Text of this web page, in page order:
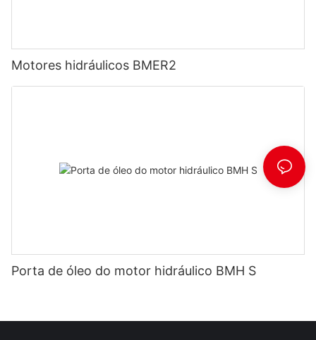
Motores hidráulicos BMER2
Porta de óleo do motor hidráulico BMH S